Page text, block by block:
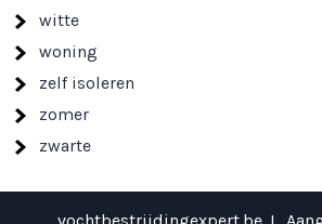
witte
woning
zelf isoleren
zomer
zwarte